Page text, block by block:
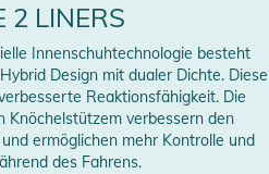
2 LINERS
Innenschuhtechnologie besteht
Design mit dualer Dichte. Diese
Reaktionsfähigkeit. Die
Knöchelstützem verbessern den
ermöglichen mehr Kontrolle und
des Fahrens.